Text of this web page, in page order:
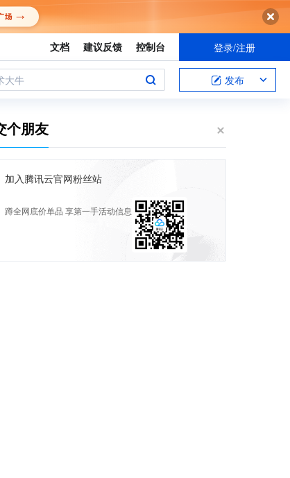
文档 建议反馈 控制台 登录/注册
大牛 发布
个朋友
加入腾讯云官网粉丝站
蹲全网底价单品 享第一手活动信息